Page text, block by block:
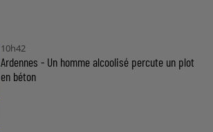
10h42
Ardennes - Un homme alcoolisé percute un plot
en béton